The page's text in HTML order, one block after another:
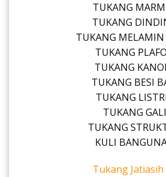
TUKANG
TUKANG
TUKANG MELAMIN
TUKANG
TUKANG
TUKANG BESI
TUKANG
TUKANG GALI
TUKANG
KULI
Tukang Jatiasih